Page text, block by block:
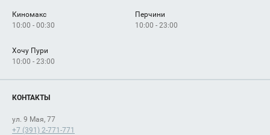
Киномакс
10:00 - 00:30
Перчини
10:00 - 23:00
Хочу Пури
10:00 - 23:00
КОНТАКТЫ
ул. 9 Мая, 77
+7 (391) 2-771-771